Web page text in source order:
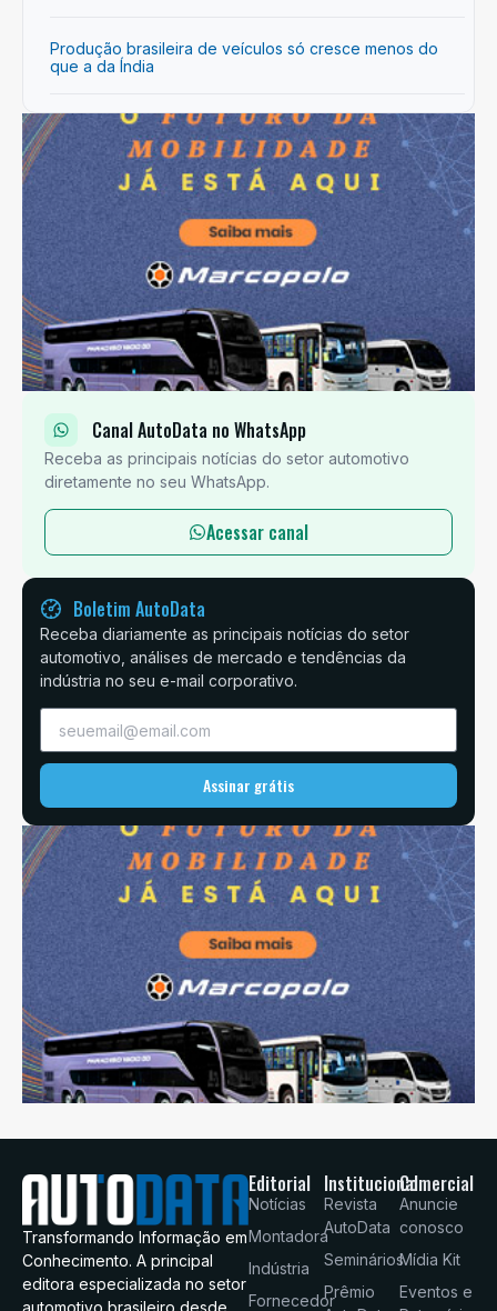
Produção brasileira de veículos só cresce menos do
que a da Índia
Canal AutoData no WhatsApp
Receba as principais notícias do setor automotivo
diretamente no seu WhatsApp.
Acessar canal
Boletim AutoData
Receba diariamente as principais notícias do setor
automotivo, análises de mercado e tendências da
indústria no seu e-mail corporativo.
Assinar grátis
Transformando Informação em
Conhecimento. A principal
editora especializada no setor
Editorial
Notícias
Montadora
Indústria
Fornecedor
Institucional
Revista
AutoData
Seminários
Prêmio
Comercial
Anuncie
conosco
Mídia Kit
Eventos e